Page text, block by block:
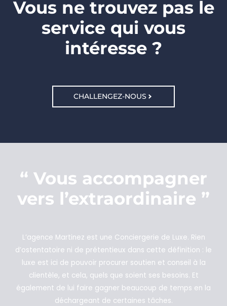
Vous ne trouvez pas le
service qui vous
intéresse ?
CHALLENGEZ-NOUS
“ Vous accompagner
vers l’extraordinaire ”
L’agence Martinez est une Conciergerie de Luxe. Rien
d’ostentatoire ni de prétentieux dans cette définition : le
luxe est ici de pouvoir procurer soutien et conseil à la
clientèle, et cela, quels que soient ses besoins. Et
également de lui faire gagner beaucoup de temps en la
déchargeant de certaines tâches.